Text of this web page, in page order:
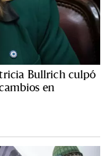
Bullrich culpó
en